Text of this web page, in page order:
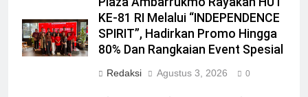
KE-81 RI Melalui “INDEPENDENCE
SPIRIT”, Hadirkan Promo Hingga
80% Dan Rangkaian Event Spesial
Redaksi Agustus 3, 2026 0